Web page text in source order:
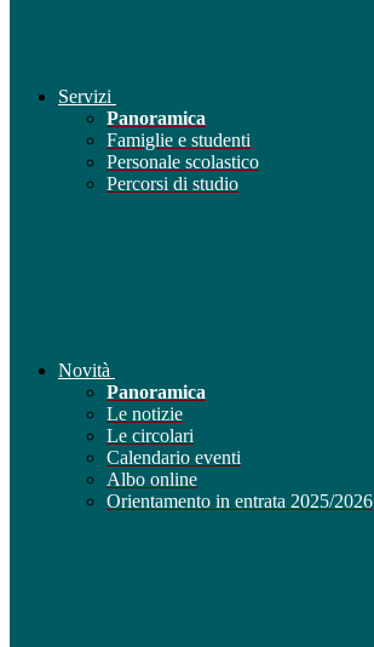
Servizi
Panoramica
Famiglie e studenti
Personale scolastico
Percorsi di studio
Novità
Panoramica
Le notizie
Le circolari
Calendario eventi
Albo online
Orientamento in entrata 2025/2026